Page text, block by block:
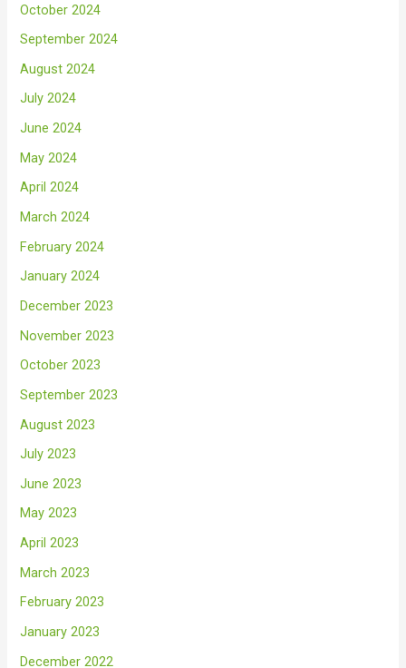
October 2024
September 2024
August 2024
July 2024
June 2024
May 2024
April 2024
March 2024
February 2024
January 2024
December 2023
November 2023
October 2023
September 2023
August 2023
July 2023
June 2023
May 2023
April 2023
March 2023
February 2023
January 2023
December 2022